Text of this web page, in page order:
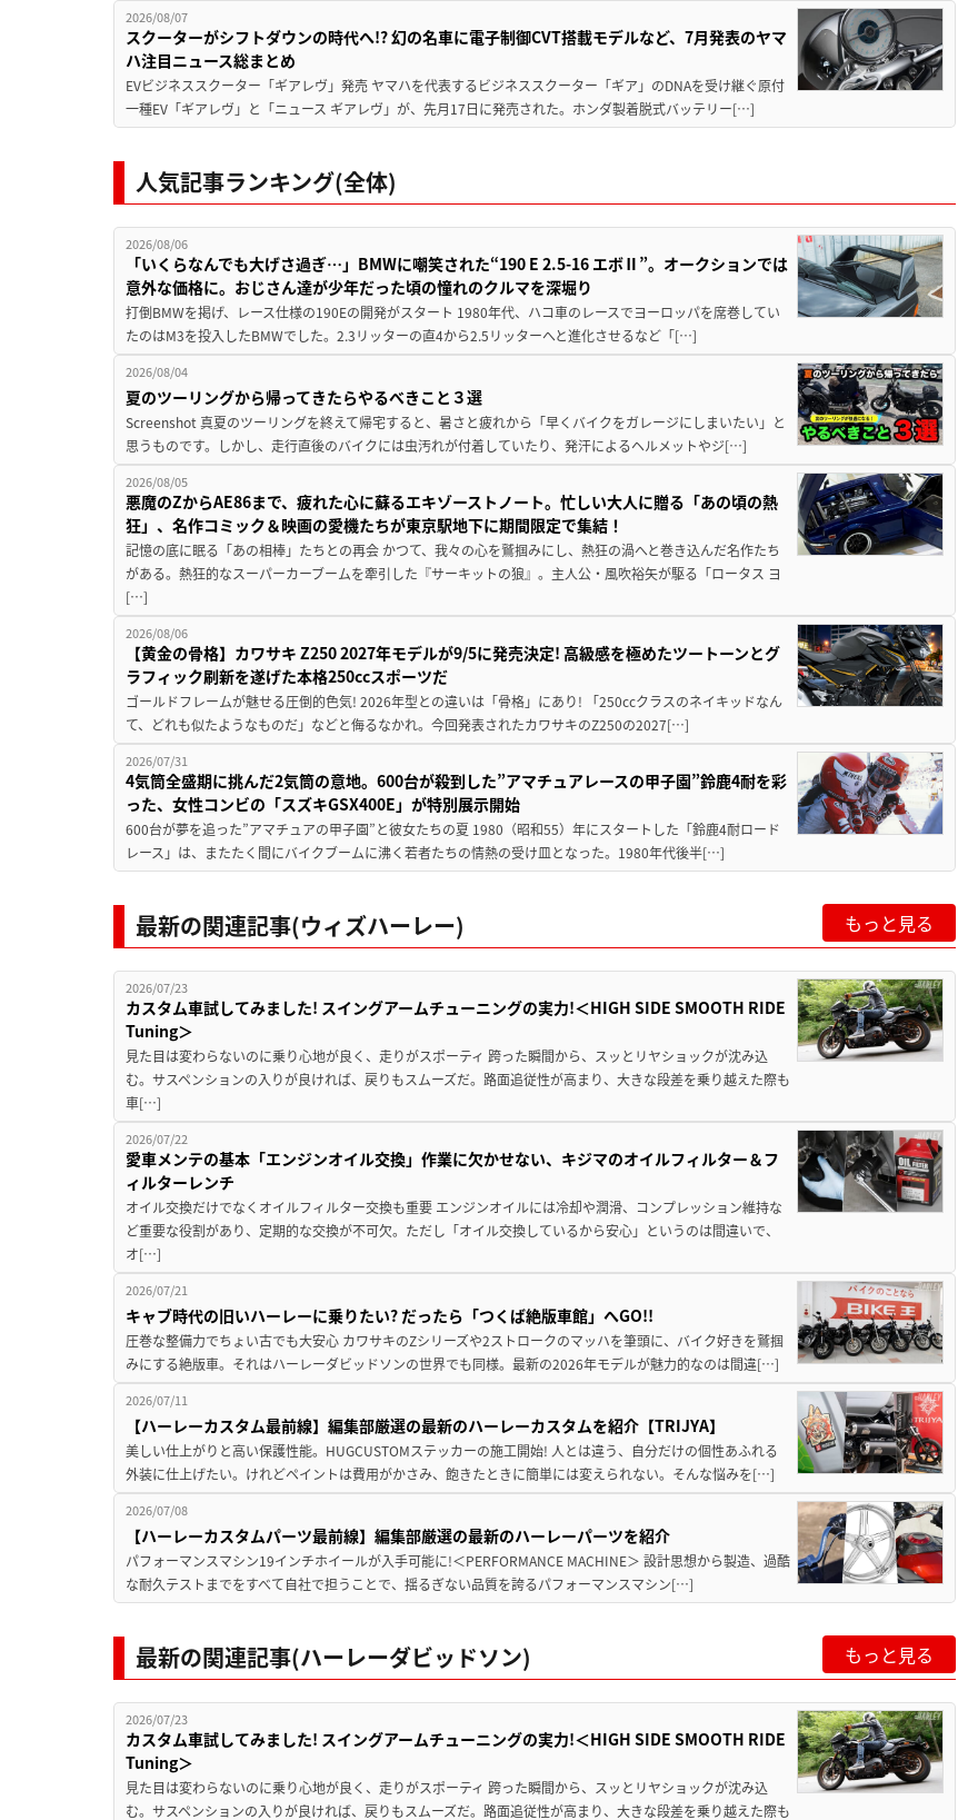
2026/08/07
スクーターがシフトダウンの時代へ!? 幻の名車に電子制御CVT搭載モデルなど、7月発表のヤマ
ハ注目ニュース総まとめ
EVビジネススクーター「ギアレヴ」発売 ヤマハを代表するビジネススクーター「ギア」のDNAを受け継ぐ原付
一種EV「ギアレヴ」と「ニュース ギアレヴ」が、先月17日に発売された。ホンダ製着脱式バッテリー[…]
人気記事ランキング(全体)
2026/08/06
「いくらなんでも大げさ過ぎ…」BMWに嘲笑された“190 E 2.5-16 エボⅡ”。オークションでは
意外な価格に。おじさん達が少年だった頃の憧れのクルマを深堀り
打倒BMWを掲げ、レース仕様の190Eの開発がスタート 1980年代、ハコ車のレースでヨーロッパを席巻してい
たのはM3を投入したBMWでした。2.3リッターの直4から2.5リッターへと進化させるなど「[…]
2026/08/04
夏のツーリングから帰ってきたらやるべきこと３選
Screenshot 真夏のツーリングを終えて帰宅すると、暑さと疲れから「早くバイクをガレージにしまいたい」と
思うものです。しかし、走行直後のバイクには虫汚れが付着していたり、発汗によるヘルメットやジ[…]
2026/08/05
悪魔のZからAE86まで、疲れた心に蘇るエキゾーストノート。忙しい大人に贈る「あの頃の熱
狂」、名作コミック＆映画の愛機たちが東京駅地下に期間限定で集結！
記憶の底に眠る「あの相棒」たちとの再会 かつて、我々の心を鷲掴みにし、熱狂の渦へと巻き込んだ名作たち
がある。熱狂的なスーパーカーブームを牽引した『サーキットの狼』。主人公・風吹裕矢が駆る「ロータス ヨ
[…]
2026/08/06
【黄金の骨格】カワサキ Z250 2027年モデルが9/5に発売決定! 高級感を極めたツートーンとグ
ラフィック刷新を遂げた本格250ccスポーツだ
ゴールドフレームが魅せる圧倒的色気! 2026年型との違いは「骨格」にあり! 「250ccクラスのネイキッドなん
て、どれも似たようなものだ」などと侮るなかれ。今回発表されたカワサキのZ250の2027[…]
2026/07/31
4気筒全盛期に挑んだ2気筒の意地。600台が殺到した”アマチュアレースの甲子園”鈴鹿4耐を彩
った、女性コンビの「スズキGSX400E」が特別展示開始
600台が夢を追った”アマチュアの甲子園”と彼女たちの夏 1980（昭和55）年にスタートした「鈴鹿4耐ロード
レース」は、またたく間にバイクブームに沸く若者たちの情熱の受け皿となった。1980年代後半[…]
最新の関連記事(ウィズハーレー) もっと見る
2026/07/23
カスタム車試してみました! スイングアームチューニングの実力!＜HIGH SIDE SMOOTH RIDE
Tuning＞
見た目は変わらないのに乗り心地が良く、走りがスポーティ 跨った瞬間から、スッとリヤショックが沈み込
む。サスペンションの入りが良ければ、戻りもスムーズだ。路面追従性が高まり、大きな段差を乗り越えた際も
車[…]
2026/07/22
愛車メンテの基本「エンジンオイル交換」作業に欠かせない、キジマのオイルフィルター＆フ
ィルターレンチ
オイル交換だけでなくオイルフィルター交換も重要 エンジンオイルには冷却や潤滑、コンプレッション維持な
ど重要な役割があり、定期的な交換が不可欠。ただし「オイル交換しているから安心」というのは間違いで、
オ[…]
2026/07/21
キャブ時代の旧いハーレーに乗りたい? だったら「つくば絶版車館」へGO!!
圧巻な整備力でちょい古でも大安心 カワサキのZシリーズや2ストロークのマッハを筆頭に、バイク好きを鷲掴
みにする絶版車。それはハーレーダビッドソンの世界でも同様。最新の2026年モデルが魅力的なのは間違[…]
2026/07/11
【ハーレーカスタム最前線】編集部厳選の最新のハーレーカスタムを紹介【TRIJYA】
美しい仕上がりと高い保護性能。HUGCUSTOMステッカーの施工開始! 人とは違う、自分だけの個性あふれる
外装に仕上げたい。けれどペイントは費用がかさみ、飽きたときに簡単には変えられない。そんな悩みを[…]
2026/07/08
【ハーレーカスタムパーツ最前線】編集部厳選の最新のハーレーパーツを紹介
パフォーマンスマシン19インチホイールが入手可能に!＜PERFORMANCE MACHINE＞ 設計思想から製造、過酷
な耐久テストまでをすべて自社で担うことで、揺るぎない品質を誇るパフォーマンスマシン[…]
最新の関連記事(ハーレーダビッドソン) もっと見る
2026/07/23
カスタム車試してみました! スイングアームチューニングの実力!＜HIGH SIDE SMOOTH RIDE
Tuning＞
見た目は変わらないのに乗り心地が良く、走りがスポーティ 跨った瞬間から、スッとリヤショックが沈み込
む。サスペンションの入りが良ければ、戻りもスムーズだ。路面追従性が高まり、大きな段差を乗り越えた際も